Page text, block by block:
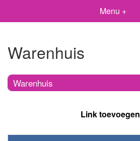
Menu +
Warenhuis
Warenhuis
Link toevoegen